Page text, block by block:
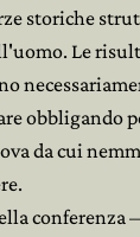
storiche
Le
obbligando
da cui
conferenza